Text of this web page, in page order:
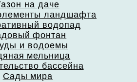
на даче
ландшафта
водопад
фонтан
и водоемы
мельница
бассейна
Сады мира